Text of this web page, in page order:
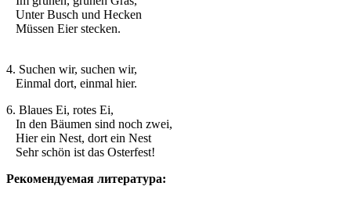
Unter Busch und Hecken
Müssen Eier stecken.
4. Suchen wir, suchen wir,
Einmal dort, einmal hier.
6. Blaues Ei, rotes Ei,
In den Bäumen sind noch zwei,
Hier ein Nest, dort ein Nest
Sehr schön ist das Osterfest!
Рекомендуемая литература: